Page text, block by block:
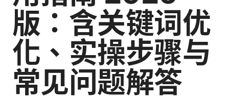
版：含关键词优
化、实操步骤与
常见问题解答